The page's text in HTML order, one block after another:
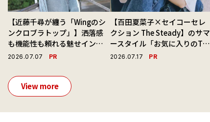
【近藤千尋が纏う「Wingのシ
ンクロブラトップ」】洒落感
も機能性も頼れる魅せインナ
ーで毎日を心地よくアプデ！
2026.07.07 PR
【百田夏菜子×セイコーセレ
クション The Steady】のサマ
ースタイル「お気に入りのTシ
ャツと最高の時計と。」
2026.07.17 PR
View more